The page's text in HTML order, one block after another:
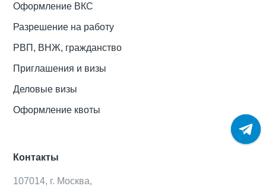
Оформление ВКС
Разрешение на работу
РВП, ВНЖ, гражданство
Приглашения и визы
Деловые визы
Оформление квоты
Контакты
107014, г. Москва,